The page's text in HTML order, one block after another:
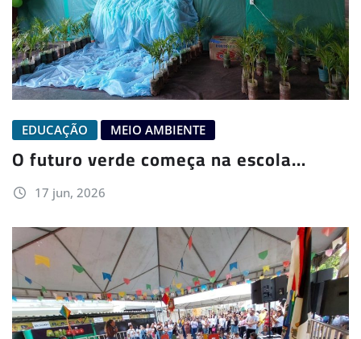
EDUCAÇÃO MEIO AMBIENTE
O futuro verde começa na escola…
17 jun, 2026